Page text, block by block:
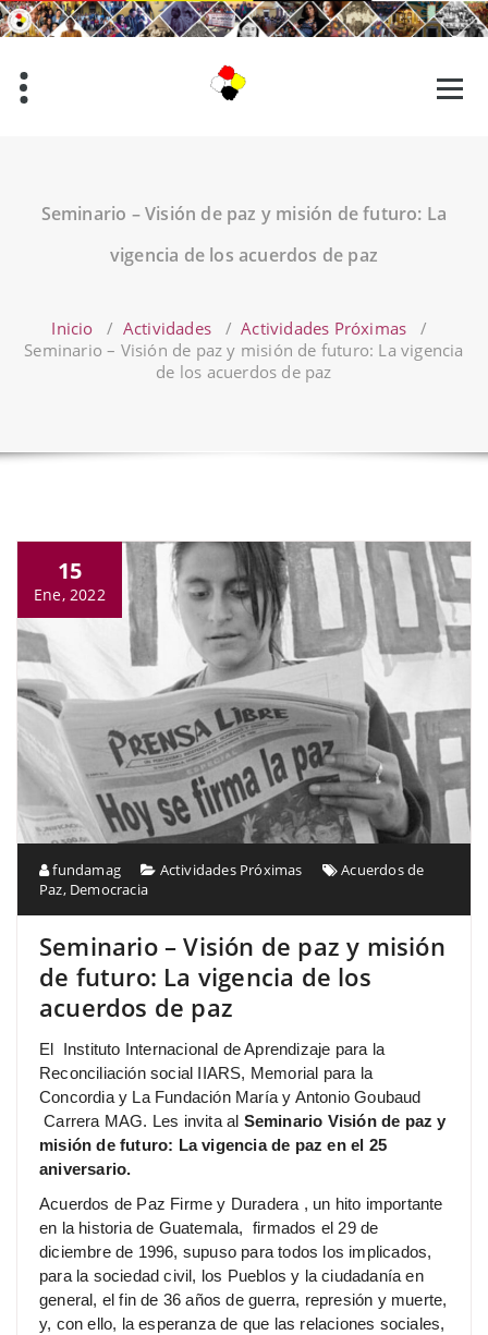
Saltar
al
Seminario – Visión de paz y misión de futuro: La
vigencia de los acuerdos de paz
Inicio / Actividades /Actividades Próximas /
Seminario – Visión de paz y misión de futuro: La vigencia
de los acuerdos de paz
15
Ene, 2022
fundamag Actividades Próximas
Acuerdos de
Paz, Democracia
Seminario – Visión de paz y misión
de futuro: La vigencia de los
acuerdos de paz
El Instituto Internacional de Aprendizaje para la
Reconciliación social IIARS, Memorial para la
Concordia y La Fundación María y Antonio Goubaud
Carrera MAG. Les invita al Seminario Visión de paz y
misión de futuro: La vigencia de paz en el 25
aniversario.
Acuerdos de Paz Firme y Duradera , un hito importante
en la historia de Guatemala, firmados el 29 de
diciembre de 1996, supuso para todos los implicados,
para la sociedad civil, los Pueblos y la ciudadanía en
general, el fin de 36 años de guerra, represión y muerte,
y, con ello, la esperanza de que las relaciones sociales,